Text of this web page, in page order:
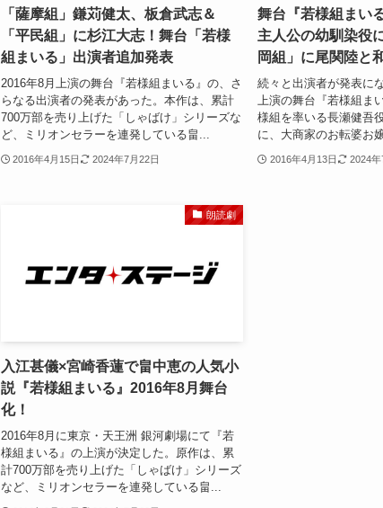
「薩摩組」鎌苅健太、板倉武志＆
「平民組」に杉江大志！舞台「若様
組まいる」出演者追加発表
2016年8月上演の舞台『若様組まいる』の、さ
らなる出演者の発表があった。本作は、累計
700万部を売り上げた「しゃばけ」シリーズな
ど、ミリオンセラーを連発している畠...
2016年4月15日 2024年7月22日
舞台『若様組まい
主人公の幼馴染役
岡組」に尾関陸と
続々と出演者が発表に
上演の舞台『若様組ま
様組を率いる長瀬健吾
に、大商家のお転婆お
2016年4月13日 2024年
朗読劇
入江甚儀×宮崎香蓮で畠中恵の人気小
説『若様組まいる』2016年8月舞台
化！
2016年8月に東京・天王洲 銀河劇場にて『若
様組まいる』の上演が決定した。原作は、累
計700万部を売り上げた「しゃばけ」シリーズ
など、ミリオンセラーを連発している畠...